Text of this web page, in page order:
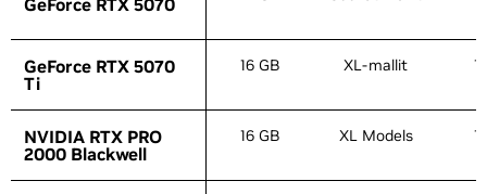
GeForce RTX 5070
GeForce RTX 5070
Ti
16 GB XL-mallit
NVIDIA RTX PRO
2000 Blackwell
16 GB XL Models
GeForce RTX 5070
GeForce RTX 5070
Ti
NVIDIA RTX PRO
2000 Blackwell